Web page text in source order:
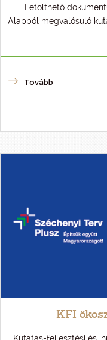
Letölthető
Alapból megvalósuló
Tovább
KFI